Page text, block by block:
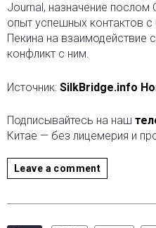
Journal, назначение
опыт успешных контактов
Пекина на взаимодействие
конфликт с ним.
Источник: SilkBridge.info
Подписывайтесь на наш
Китае — без лицемерия и
Leave a comment